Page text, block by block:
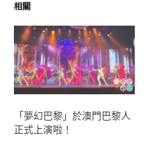
相關
「夢幻巴黎」於澳門巴黎人
正式上演啦！